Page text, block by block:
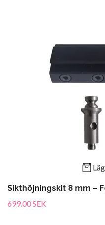
Sikthöjningskit 8 mm –
699.00 SEK